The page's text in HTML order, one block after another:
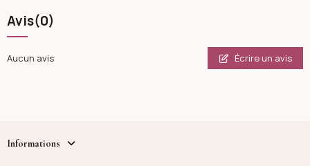
Avis(0)
Aucun avis Écrire un avis
Informations